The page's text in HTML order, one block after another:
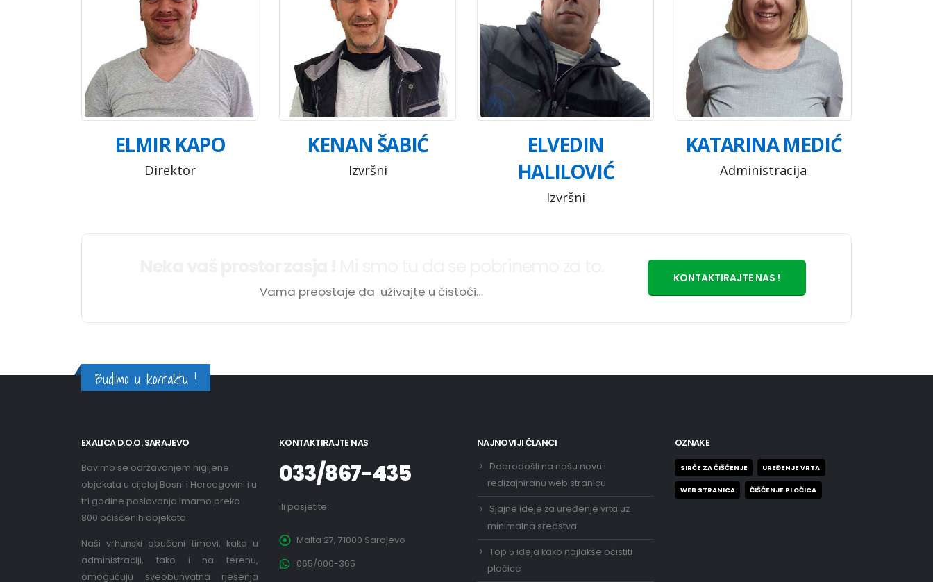
ELMIR KAPO
Direktor
KENAN ŠABIĆ
Izvršni
ELVEDIN
HALILOVIĆ
Izvršni
KATARINA MEDIĆ
Administracija
Vama preostaje da uživajte u čistoći…
KONTAKTIRAJTE NAS !
Budimo u kontaktu !
EXALICA D.O.O. SARAJEVO
Bavimo se održavanjem higijene
objekata u cijeloj Bosni i Hercegovini i u
tri godine poslovanja imamo preko
800 očiščenih objekata.
Naši vrhunski obučeni timovi, kako u
administraciji, tako i na terenu,
omogućuju sveobuhvatna rješenja
KONTAKTIRAJTE NAS
033/867-435
ili posjetite:
Malta 27, 71000 Sarajevo
065/000-365
NAJNOVIJI ČLANCI
Dobrodošli na našu novu i
redizajniranu web stranicu
Sjajne ideje za uređenje vrta uz
minimalna sredstva
Top 5 ideja kako najlakše očistiti
pločice
OZNAKE
SIRĆE ZA ČIŠĆENJE UREĐENJE VRTA
WEB STRANICA ČIŠĆENJE PLOČICA